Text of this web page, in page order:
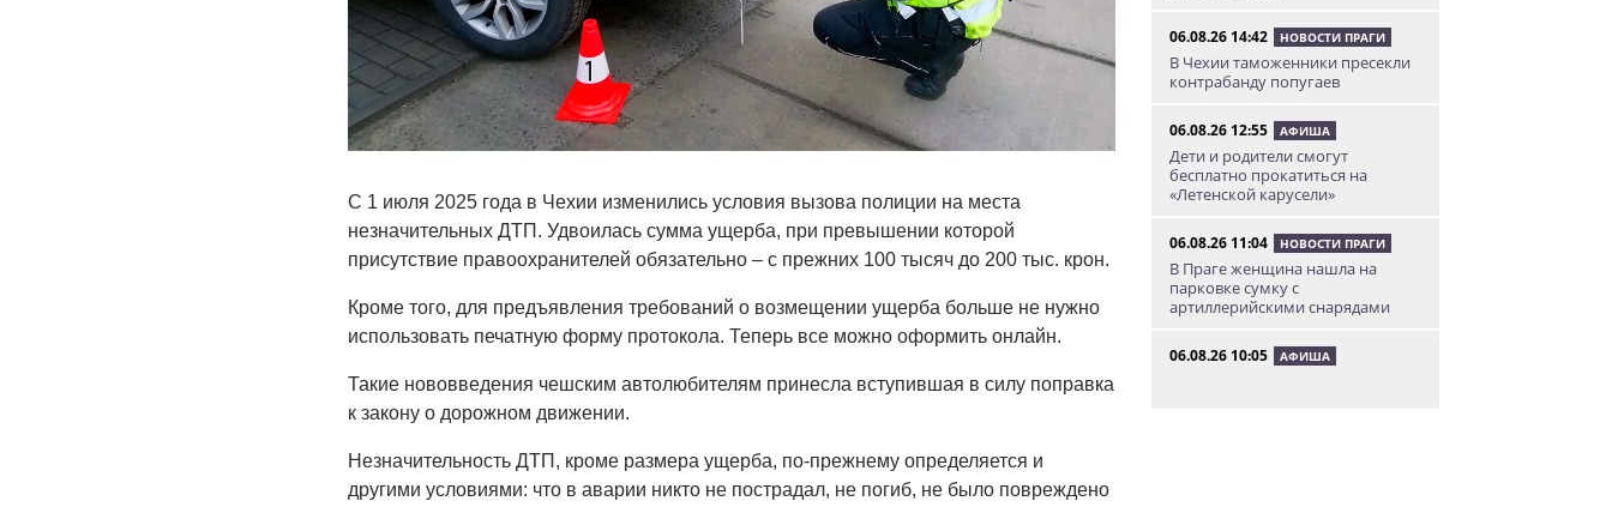
С 1 июля 2025 года в Чехии изменились условия вызова полиции на места
незначительных ДТП. Удвоилась сумма ущерба, при превышении которой
присутствие правоохранителей обязательно – с прежних 100 тысяч до 200 тыс. крон.
Кроме того, для предъявления требований о возмещении ущерба больше не нужно
использовать печатную форму протокола. Теперь все можно оформить онлайн.
Такие нововведения чешским автолюбителям принесла вступившая в силу поправка
к закону о дорожном движении.
Незначительность ДТП, кроме размера ущерба, по-прежнему определяется и
другими условиями: что в аварии никто не пострадал, не погиб, не было повреждено
06.08.26 14:42 НОВОСТИ ПРАГИ
В Чехии таможенники пресекли
контрабанду попугаев
06.08.26 12:55 АФИША
Дети и родители смогут
бесплатно прокатиться на
«Летенской карусели»
06.08.26 11:04 НОВОСТИ ПРАГИ
В Праге женщина нашла на
парковке сумку с
артиллерийскими снарядами
06.08.26 10:05 АФИША